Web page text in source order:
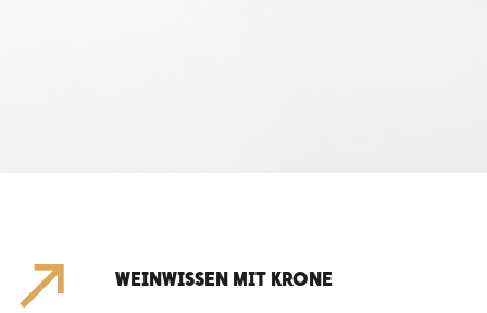
 WEINWISSEN MIT KRONE